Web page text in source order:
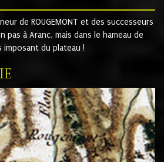
de ROUGEMONT et des successeurs
pas à Aranc, mais dans le hameau de
du plateau !